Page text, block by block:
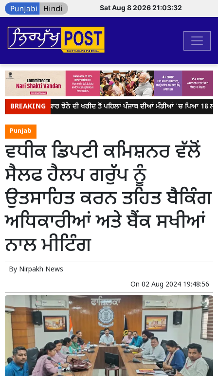
Sat Aug 8 2026 21:03:32
BREAKING
ਕੇਂਦਰ ਸਰਕਾਰ ਝੋਨੇ ਦੀ ਖਰੀਦ ਤੋਂ ਪਹਿਲਾਂ ਪੰਜਾਬ ਦੀਆਂ ਮੰਡੀਆਂ 'ਚ ਪਿਆ 18 ਲੱਖ
Punjab
ਵਧੀਕ ਡਿਪਟੀ ਕਮਿਸ਼ਨਰ ਵੱਲੋਂ
ਸੈਲਫ ਹੈਲਪ ਗਰੁੱਪ ਨੂੰ
ਉਤਸਾਹਿਤ ਕਰਨ ਤਹਿਤ ਬੈਕਿੰਗ
ਅਧਿਕਾਰੀਆਂ ਅਤੇ ਬੈਂਕ ਸਖੀਆਂ
ਨਾਲ ਮੀਟਿੰਗ
By Nirpakh News
On 02 Aug 2024 19:48:56